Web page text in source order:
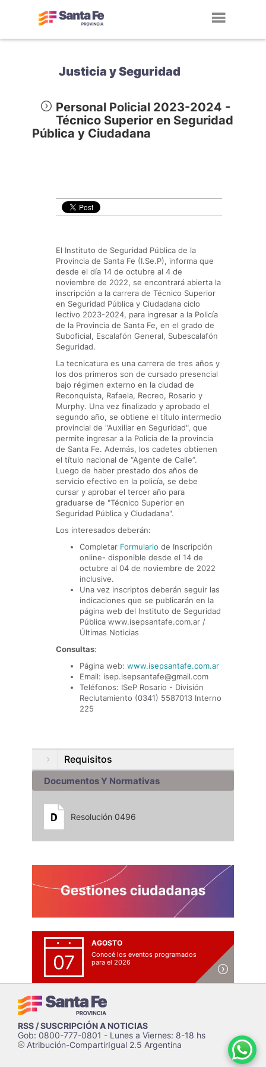
Justicia y Seguridad
Personal Policial 2023-2024 -
Técnico Superior en Seguridad
Pública y Ciudadana
El Instituto de Seguridad Pública de la
Provincia de Santa Fe (I.Se.P), informa que
desde el día 14 de octubre al 4 de
noviembre de 2022, se encontrará abierta la
inscripción a la carrera de Técnico Superior
en Seguridad Pública y Ciudadana ciclo
lectivo 2023-2024, para ingresar a la Policía
de la Provincia de Santa Fe, en el grado de
Suboficial, Escalafón General, Subescalafón
Seguridad.
La tecnicatura es una carrera de tres años y
los dos primeros son de cursado presencial
bajo régimen externo en la ciudad de
Reconquista, Rafaela, Recreo, Rosario y
Murphy. Una vez finalizado y aprobado el
segundo año, se obtiene el título intermedio
provincial de "Auxiliar en Seguridad", que
permite ingresar a la Policía de la provincia
de Santa Fe. Además, los cadetes obtienen
el título nacional de “Agente de Calle”.
Luego de haber prestado dos años de
servicio efectivo en la policía, se debe
cursar y aprobar el tercer año para
graduarse de "Técnico Superior en
Seguridad Pública y Ciudadana".
Los interesados deberán:
Completar Formulario de Inscripción
online- disponible desde el 14 de
octubre al 04 de noviembre de 2022
inclusive.
Una vez inscriptos deberán seguir las
indicaciones que se publicarán en la
página web del Instituto de Seguridad
Pública www.isepsantafe.com.ar /
Últimas Noticias
Consultas:
Página web: www.isepsantafe.com.ar
Email: isep.isepsantafe@gmail.com
Teléfonos: ISeP Rosario - División
Reclutamiento (0341) 5587013 Interno
225
Requisitos
Documentos Y Normativas
Resolución 0496
07
AGOSTO
Conocé los eventos programados
para el 2026
RSS / SUSCRIPCIÓN A NOTICIAS
Gob: 0800-777-0801 - Lunes a Viernes: 8-18 hs
cAtribución-CompartirIgual 2.5 Argentina